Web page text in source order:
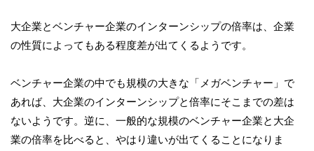
大企業とベンチャー企業のインターンシップの倍率は、企業
の性質によってもある程度差が出てくるようです。
ベンチャー企業の中でも規模の大きな「メガベンチャー」で
あれば、大企業のインターンシップと倍率にそこまでの差は
ないようです。逆に、一般的な規模のベンチャー企業と大企
業の倍率を比べると、やはり違いが出てくることになりま